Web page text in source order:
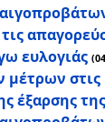
ευλογιάς
στις
έξαρσης